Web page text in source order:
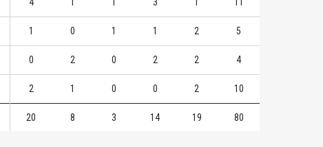
1 0 1 1 2 5
0 2 0 2 2 4
2 1 0 0 2 10
20 8 3 14 19 80